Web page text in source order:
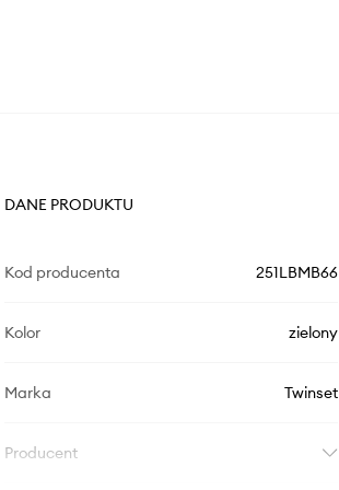
DANE PRODUKTU
Kod producenta 251LBMB66
Kolor zielony
Marka Twinset
Producent